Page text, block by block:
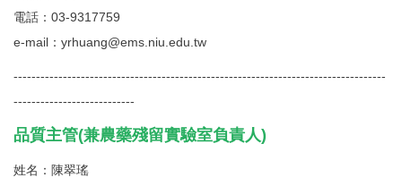
電話：03-9317759
e-mail：yrhuang@ems.niu.edu.tw
-----------------------------------------------------------------------------------
---------------------------
品質主管(兼農藥殘留實驗室負責人)
姓名：陳翠瑤